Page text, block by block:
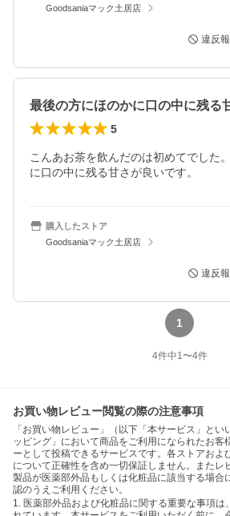
Goodsaniaマック土居店
違反
最後の方にほのかに口の中に残る
5
こんあお茶を飲んだのは初めてでした
に口の中に残る甘さが良いです。
購入したストア
Goodsaniaマック土居店
違反
1
4件中1〜4件
お買い物レビュー閲覧の際の注意事項
「お買い物レビュー」（以下「本サービス」とい
ッピング」において商品をご利用になられたお客
ーとして投稿できるサービスです。各ストアおよ
について正確性を含め一切保証しません。またレ
製品が医薬部外品もしくは化粧品に該当する場合
認のうえご利用ください。
1. 医薬部外品および化粧品に関する重要な事項は